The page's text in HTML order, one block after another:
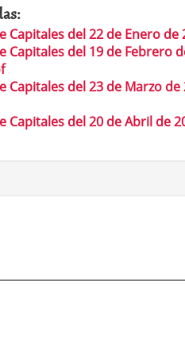
Capitales del 22 de Enero de
Capitales del 19 de Febrero
Capitales del 23 de Marzo de
Capitales del 20 de Abril de